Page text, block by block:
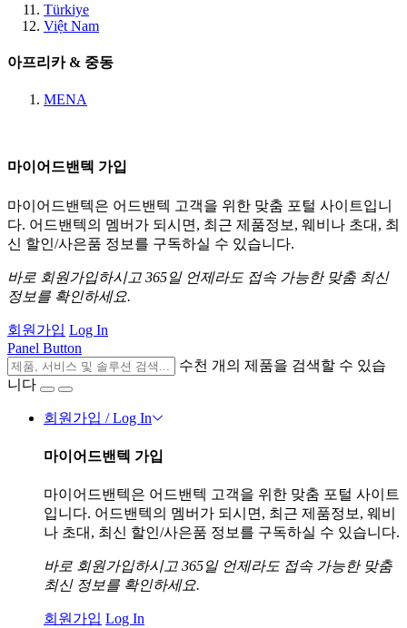
Türkiye
Việt Nam
아프리카 & 중동
MENA
마이어드밴텍 가입
마이어드밴텍은 어드밴텍 고객을 위한 맞춤 포털 사이트입니
다. 어드밴텍의 멤버가 되시면, 최근 제품정보, 웨비나 초대, 최
신 할인/사은품 정보를 구독하실 수 있습니다.
바로 회원가입하시고 365일 언제라도 접속 가능한 맞춤 최신
정보를 확인하세요.
회원가입 Log In
Panel Button
수천 개의 제품을 검색할 수 있습
니다
회원가입 / Log In
마이어드밴텍 가입
마이어드밴텍은 어드밴텍 고객을 위한 맞춤 포털 사이트
입니다. 어드밴텍의 멤버가 되시면, 최근 제품정보, 웨비
나 초대, 최신 할인/사은품 정보를 구독하실 수 있습니다.
바로 회원가입하시고 365일 언제라도 접속 가능한 맞춤
최신 정보를 확인하세요.
회원가입 Log In